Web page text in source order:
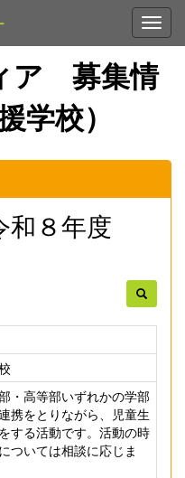
ア 募集情
学校）
８年度
・高等部いずれかの学部
携をとりながら、児童生
する活動です。活動の時
ついては相談に応じま